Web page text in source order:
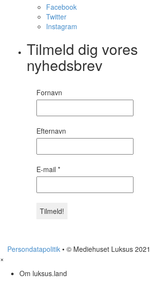
Facebook
Twitter
Instagram
Tilmeld dig vores
nyhedsbrev
Fornavn
Efternavn
E-mail *
Persondatapolitik • © Mediehuset Luksus 2021
×
Om luksus.land